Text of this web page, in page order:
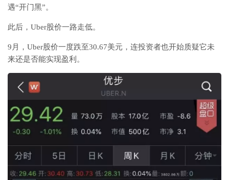
遇“开门黑”。
此后，Uber股价一路走低。
9月，Uber股价一度跌至30.67美元，连投资者也开始质疑它未
来还是否能实现盈利。